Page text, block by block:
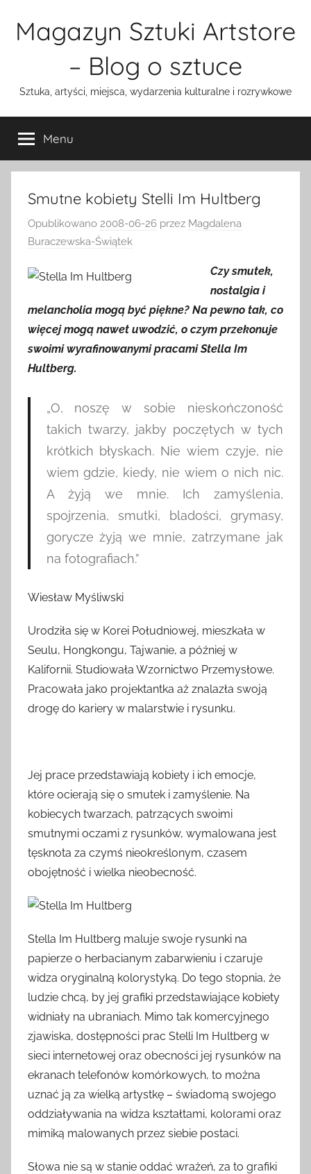
Magazyn Sztuki Artstore
– Blog o sztuce
Sztuka, artyści, miejsca, wydarzenia kulturalne i rozrywkowe
Menu
Smutne kobiety Stelli Im Hultberg
Opublikowano 2008-06-26 przez Magdalena
Buraczewska-Świątek
Czy smutek,
nostalgia i
melancholia mogą być piękne? Na pewno tak, co
więcej mogą nawet uwodzić, o czym przekonuje
swoimi wyrafinowanymi pracami Stella Im
Hultberg.
„O, noszę w sobie nieskończoność
takich twarzy, jakby poczętych w tych
krótkich błyskach. Nie wiem czyje, nie
wiem gdzie, kiedy, nie wiem o nich nic.
A żyją we mnie. Ich zamyślenia,
spojrzenia, smutki, bladości, grymasy,
gorycze żyją we mnie, zatrzymane jak
na fotografiach.”
Wiesław Myśliwski
Urodziła się w Korei Południowej, mieszkała w
Seulu, Hongkongu, Tajwanie, a później w
Kalifornii. Studiowała Wzornictwo Przemysłowe.
Pracowała jako projektantka aż znalazła swoją
drogę do kariery w malarstwie i rysunku.
Jej prace przedstawiają kobiety i ich emocje,
które ocierają się o smutek i zamyślenie. Na
kobiecych twarzach, patrzących swoimi
smutnymi oczami z rysunków, wymalowana jest
tęsknota za czymś nieokreślonym, czasem
obojętność i wielka nieobecność.
Stella Im Hultberg maluje swoje rysunki na
papierze o herbacianym zabarwieniu i czaruje
widza oryginalną kolorystyką. Do tego stopnia, że
ludzie chcą, by jej grafiki przedstawiające kobiety
widniały na ubraniach. Mimo tak komercyjnego
zjawiska, dostępności prac Stelli Im Hultberg w
sieci internetowej oraz obecności jej rysunków na
ekranach telefonów komórkowych, to można
uznać ją za wielką artystkę – świadomą swojego
oddziaływania na widza kształtami, kolorami oraz
mimiką malowanych przez siebie postaci.
Słowa nie są w stanie oddać wrażeń, za to grafiki